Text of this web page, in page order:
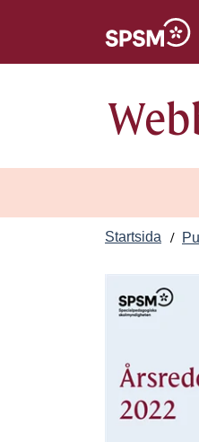
Startsida